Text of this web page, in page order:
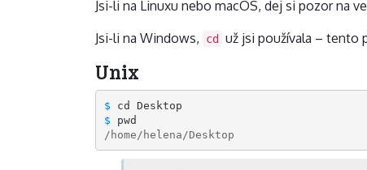
Jsi-li na Linuxu nebo macOS, dej si pozor na
Jsi-li na Windows,
cd už jsi používala – tento
Unix
$ cd
$ pwd
/home/helena/Desktop